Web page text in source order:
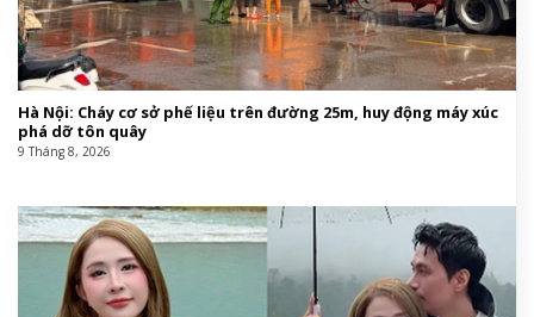
Hà Nội: Cháy cơ sở phế liệu trên đường 25m, huy động máy xúc
phá dỡ tôn quây
9 Tháng 8, 2026